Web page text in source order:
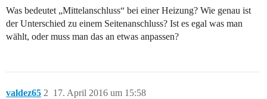
Was bedeutet „Mittelanschluss“ bei einer Heizung? Wie genau ist
der Unterschied zu einem Seitenanschluss? Ist es egal was man
wählt, oder muss man das an etwas anpassen?
valdez65 17. April 2016 um 15:58
2